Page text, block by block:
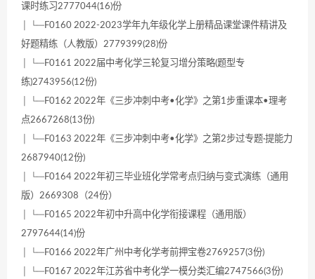
课时练习2777044(16)份
│ └─F0160 2022-2023学年九年级化学上册精品课堂课件精讲及
好题精练（人教版）2779399(28)份
│ └─F0161 2022届中考化学三轮复习增分策略(题型专
练)2743956(12份)
│ └─F0162 2022年《三步冲刺中考•化学》之第1步重课本•理考
点2667268(13份)
│ └─F0163 2022年《三步冲刺中考•化学》之第2步过专题·提能力
2687940(12份)
│ └─F0164 2022年初三毕业班化学常考点归纳与变式演练（通用
版）2669308（24份）
│ └─F0165 2022年初中升高中化学衔接课程（通用版）
2797644(14)份
│ └─F0166 2022年广州中考化学考前押宝卷2769257(3份)
│ └─F0167 2022年江苏省中考化学一模分类汇编2747566(3份)